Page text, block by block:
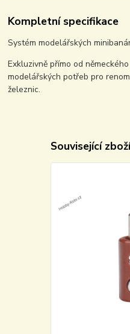
Kompletní specifikace
Systém modelářských
Exkluzivně přímo od
modelářských potřeb pro
železnic.
Související